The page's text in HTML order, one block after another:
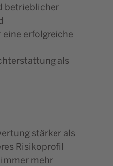
betrieblicher
erfolgreiche
als
stärker als
Risikoprofil
immer mehr